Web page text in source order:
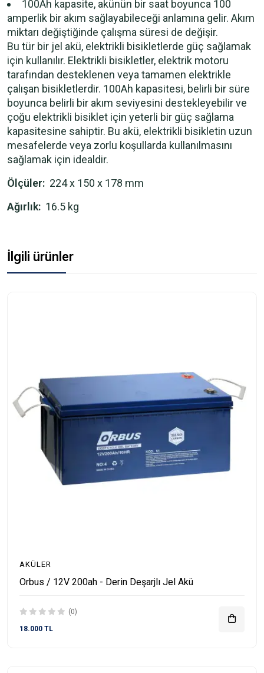
100Ah kapasite, akünün bir saat boyunca 100
amperlik bir akım sağlayabileceği anlamına gelir. Akım
miktarı değiştiğinde çalışma süresi de değişir.
Bu tür bir jel akü, elektrikli bisikletlerde güç sağlamak
için kullanılır. Elektrikli bisikletler, elektrik motoru
tarafından desteklenen veya tamamen elektrikle
çalışan bisikletlerdir. 100Ah kapasitesi, belirli bir süre
boyunca belirli bir akım seviyesini destekleyebilir ve
çoğu elektrikli bisiklet için yeterli bir güç sağlama
kapasitesine sahiptir. Bu akü, elektrikli bisikletin uzun
mesafelerde veya zorlu koşullarda kullanılmasını
sağlamak için idealdir.
Ölçüler: 224 x 150 x 178 mm
Ağırlık: 16.5 kg
İlgili ürünler
AKÜLER
Orbus / 12V 200ah - Derin Deşarjlı Jel Akü
(0)
18.000 TL